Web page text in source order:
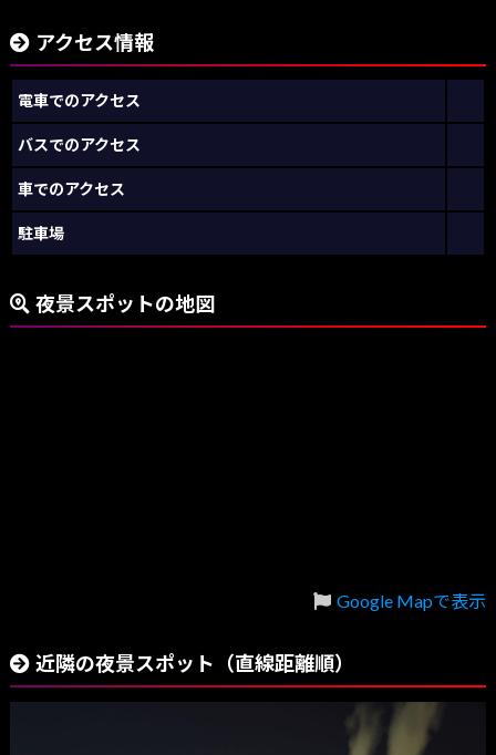
アクセス情報
電車でのアクセス
バスでのアクセス
車でのアクセス
駐車場
夜景スポットの地図
Google Mapで表示
近隣の夜景スポット（直線距離順）